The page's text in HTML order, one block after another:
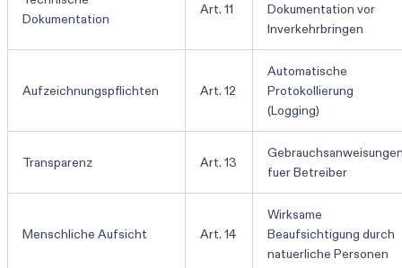
Dokumentation
Art. 11
Dokumentation vor
Inverkehrbringen
Aufzeichnungspflichten Art. 12
Automatische
Protokollierung
(Logging)
Transparenz Art. 13
fuer Betreiber
Menschliche Aufsicht Art. 14
Wirksame
Beaufsichtigung durch
natuerliche Personen